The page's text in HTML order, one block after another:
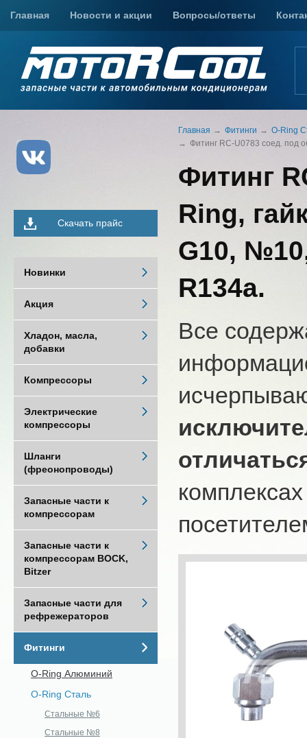
Главная Новости и акции Вопросы/ответы
Главная Фитинги
O-Ring
Фитинг RC-U0783 соед. под
Фитинг
Ring,
G10,
R134a.
Все
Скачать прайс
Новинки
Акция
Хладон, масла,
добавки
Компрессоры
Электрические
компрессоры
Шланги
(фреонопроводы)
Запасные части к
компрессорам
Запасные части к
компрессорам BOCK,
Bitzer
Запасные части для
рефрежераторов
Фитинги
O-Ring Алюминий
O-Ring Сталь
Стальные №6
Стальные №8